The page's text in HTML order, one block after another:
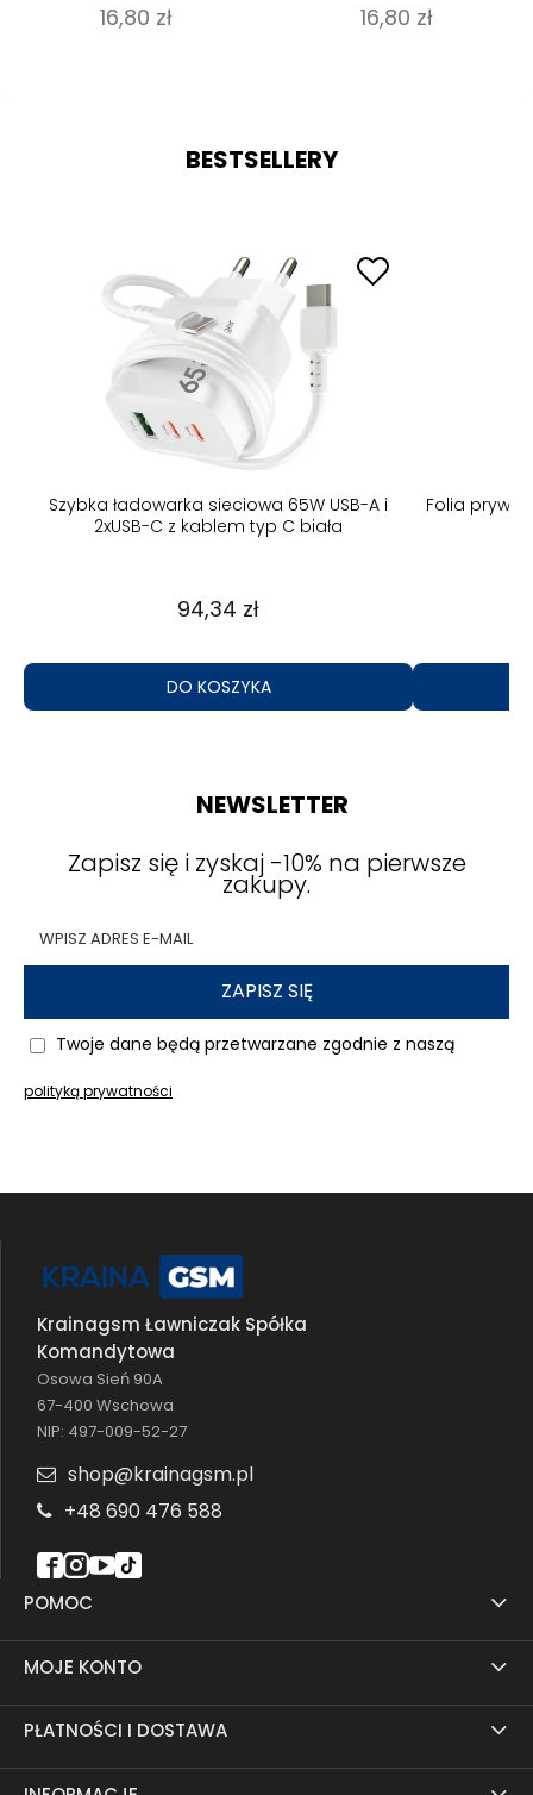
16,80 zł 16,80 zł
BESTSELLERY
Szybka ładowarka sieciowa 65W USB-A i
2xUSB-C z kablem typ C biała
94,34 zł
DO KOSZYKA
Folia
NEWSLETTER
Zapisz się i zyskaj -10% na pierwsze
zakupy.
ZAPISZ SIĘ
Twoje dane będą przetwarzane zgodnie z naszą
polityką prywatności
POMOC
MOJE KONTO
PŁATNOŚCI I DOSTAWA
Krainagsm Ławniczak Spółka
Komandytowa
Osowa Sień 90A
67-400 Wschowa
NIP: 497-009-52-27
shop@krainagsm.pl
+48 690 476 588